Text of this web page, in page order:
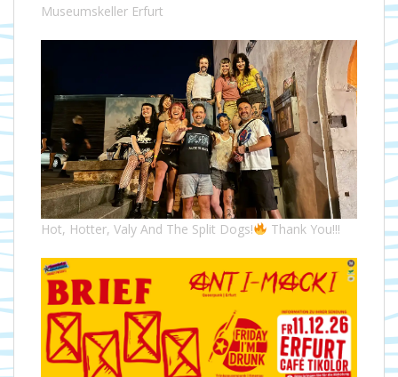
Museumskeller Erfurt
Hot, Hotter, Valy And The Split Dogs! Thank You!!!